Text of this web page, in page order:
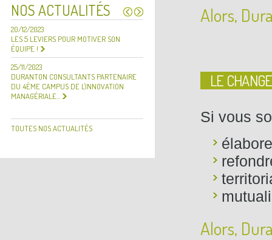
Alors,
LE
Si vous
Alors,
NOS ACTUALITÉS
20/12/2023
LES 5 LEVIERS POUR MOTIVER SON
ÉQUIPE !
25/11/2023
DURANTON CONSULTANTS PARTENAIRE
DU 4ÈME CAMPUS DE L'INNOVATION
MANAGÉRIALE...
MEILLEURS VOEUX 2024
TOUTES NOS ACTUALITÉS